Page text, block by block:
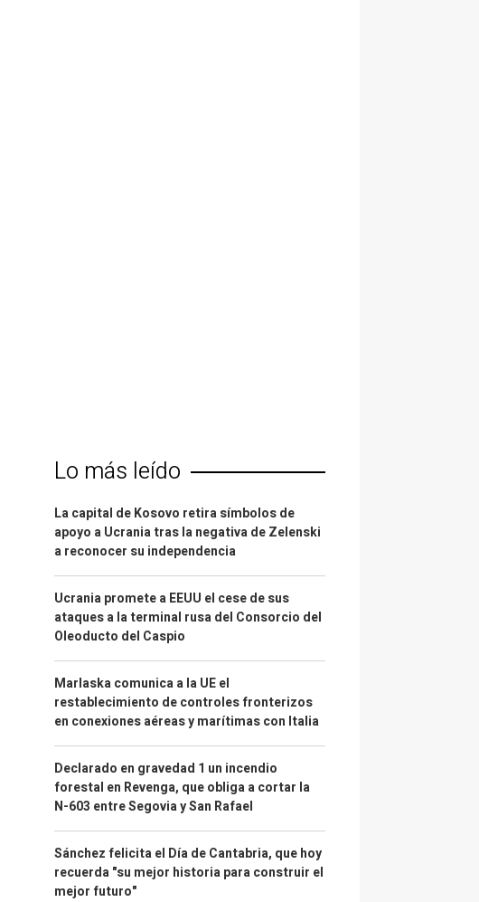
Lo más leído
La capital de Kosovo retira símbolos de
apoyo a Ucrania tras la negativa de Zelenski
a reconocer su independencia
Ucrania promete a EEUU el cese de sus
ataques a la terminal rusa del Consorcio del
Oleoducto del Caspio
Marlaska comunica a la UE el
restablecimiento de controles fronterizos
en conexiones aéreas y marítimas con Italia
Declarado en gravedad 1 un incendio
forestal en Revenga, que obliga a cortar la
N-603 entre Segovia y San Rafael
Sánchez felicita el Día de Cantabria, que hoy
recuerda "su mejor historia para construir el
mejor futuro"